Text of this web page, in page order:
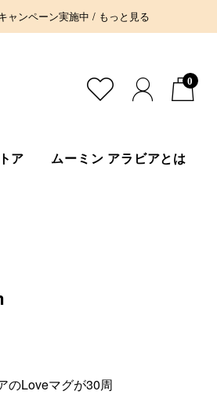
ャンペーン実施中 / もっと見る
0
ア ムーミン アラビアとは
のLoveマグが30周